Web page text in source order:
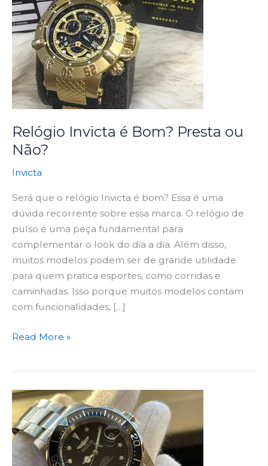
Relógio Invicta é Bom? Presta ou
Não?
Invicta
Será que o relógio Invicta é bom? Essa é uma
dúvida recorrente sobre essa marca. O relógio de
pulso é uma peça fundamental para
complementar o look do dia a dia. Além disso,
muitos modelos podem ser de grande utilidade
para quem pratica esportes, como corridas e
caminhadas. Isso porque muitos modelos contam
com funcionalidades, […]
é
Bom?
Presta
ou
Não?
Read More »
Onde
Comprar
Relógios
Invicta
Originais?